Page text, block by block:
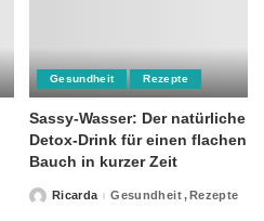
Gesundheit Rezepte
Sassy-Wasser: Der natürliche
Detox-Drink für einen flachen
Bauch in kurzer Zeit
PostedRicarda Gesundheit Rezepte